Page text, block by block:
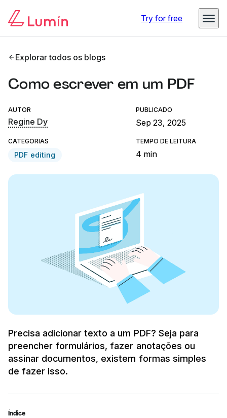
Try for free
Explorar todos os blogs
Como escrever em um PDF
AUTOR
Regine Dy
PUBLICADO
Sep 23, 2025
CATEGORIAS
PDF editing
TEMPO DE LEITURA
4 min
Precisa adicionar texto a um PDF? Seja para
preencher formulários, fazer anotações ou
assinar documentos, existem formas simples
de fazer isso.
Índice